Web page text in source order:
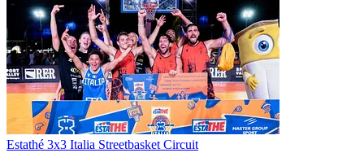
Estathé 3x3 Italia Streetbasket Circuit